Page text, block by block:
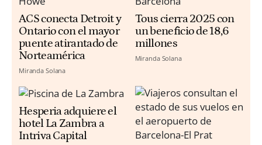
ACS conecta Detroit y
Ontario con el mayor
puente atirantado de
Norteamérica
Miranda Solana
Tous cierra 2025 con
un beneficio de 18,6
millones
Miranda Solana
Hesperia adquiere el
hotel La Zambra a
Intriva Capital